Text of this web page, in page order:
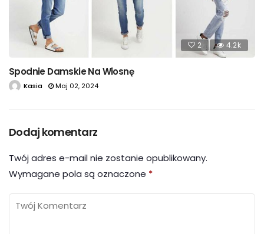
2 4.2k
Spodnie Damskie Na Wiosnę
Kasia Maj 02, 2024
Dodaj komentarz
Twój adres e-mail nie zostanie opublikowany.
Wymagane pola są oznaczone *